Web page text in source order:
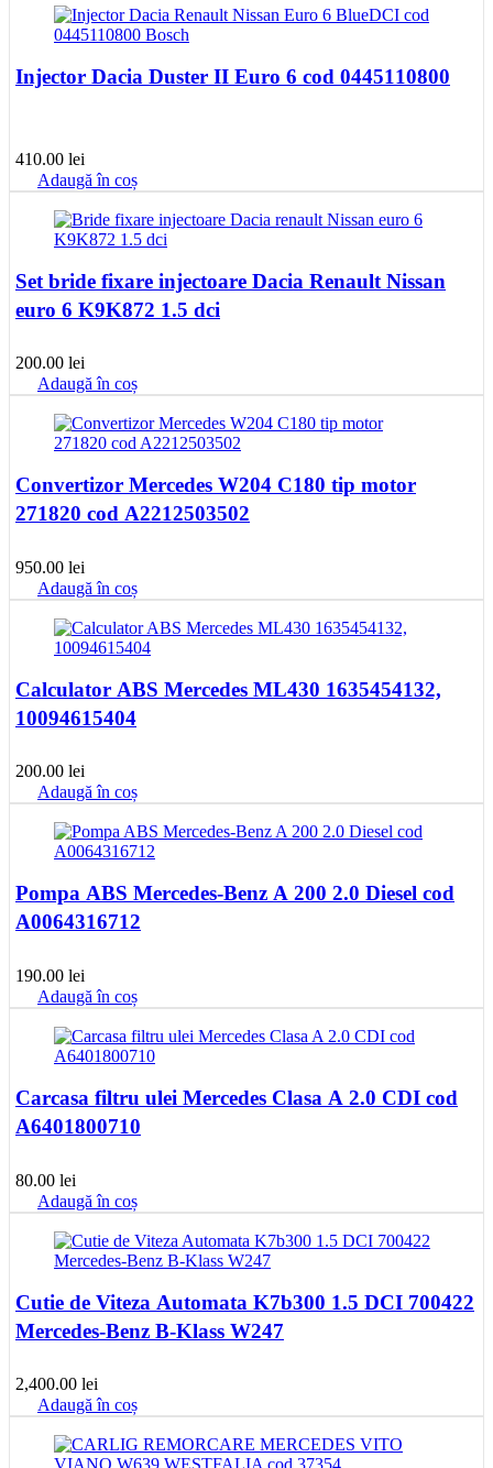
Injector Dacia Duster II Euro 6 cod 0445110800
410.00 lei
Adaugă în coș
Set bride fixare injectoare Dacia Renault Nissan
euro 6 K9K872 1.5 dci
200.00 lei
Adaugă în coș
Convertizor Mercedes W204 C180 tip motor
271820 cod A2212503502
950.00 lei
Adaugă în coș
Calculator ABS Mercedes ML430 1635454132,
10094615404
200.00 lei
Adaugă în coș
Pompa ABS Mercedes-Benz A 200 2.0 Diesel cod
A0064316712
190.00 lei
Adaugă în coș
Carcasa filtru ulei Mercedes Clasa A 2.0 CDI cod
A6401800710
80.00 lei
Adaugă în coș
Cutie de Viteza Automata K7b300 1.5 DCI 700422
Mercedes-Benz B-Klass W247
2,400.00 lei
Adaugă în coș